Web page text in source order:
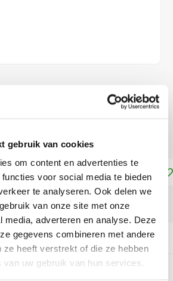
gebruik van cookies
om content en advertenties te
voor social media te bieden
te analyseren. Ook delen we
van onze site met onze
media, adverteren en analyse. Deze
gegevens combineren met andere
ze heeft verstrekt of die ze hebben
uw gebruik van hun services.
aan winkelwagen